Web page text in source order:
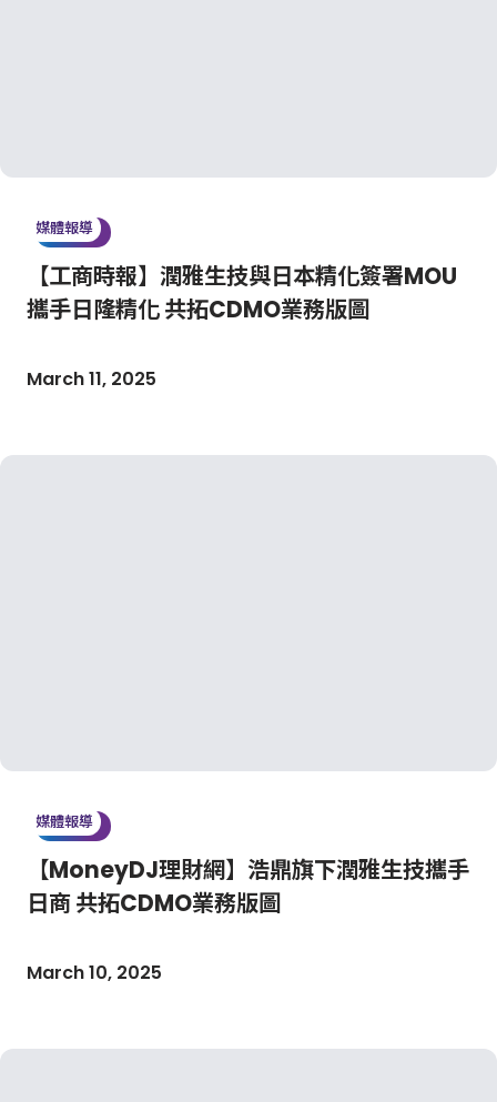
媒體報導
【工商時報】潤雅生技與日本精化簽署MOU
攜手日隆精化 共拓CDMO業務版圖
March 11, 2025
媒體報導
【MoneyDJ理財網】浩鼎旗下潤雅生技攜手
日商 共拓CDMO業務版圖
March 10, 2025